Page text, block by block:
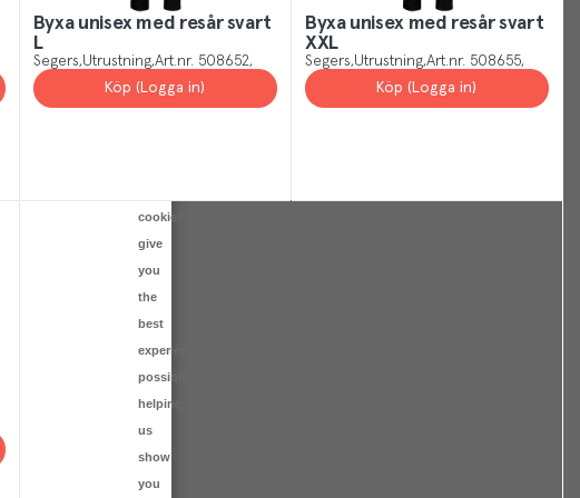
Byxa unisex med resår svart
L
Segers Utrustning Art.nr. 508652
Köp (Logga in)
Byxa unisex med resår svart
XXL
Segers Utrustning Art.nr. 508655
Köp (Logga in)
like
other
sites,
we
cookies
give
you
the
best
experience
possible,
helping
us
show
you